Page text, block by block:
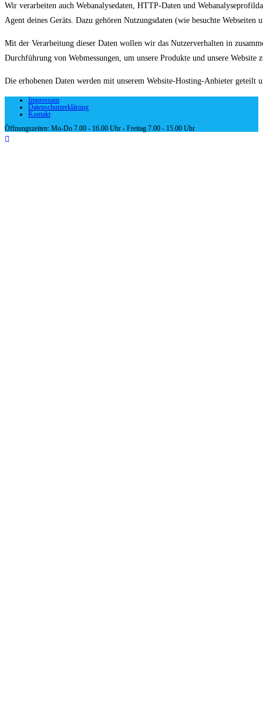
Wir verarbeiten auch Webanalysedaten, HTTP-Daten und
Agent deines Geräts. Dazu gehören Nutzungsdaten (wie besuchte
Mit der Verarbeitung dieser Daten wollen wir das Nutzerverhalten in
Durchführung von Webmessungen, um unsere Produkte und unsere Website
Die erhobenen Daten werden mit unserem Website-Hosting-Anbieter geteilt
Impressum
Datenschutzerklärung
Kontakt
Öffnungszeiten: Mo-Do 7.00 - 16.00 Uhr - Freitag 7.00 - 15.00 Uhr